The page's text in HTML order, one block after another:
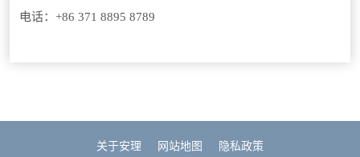
电话：+86 371 8895 8789
关于安理 网站地图 隐私政策